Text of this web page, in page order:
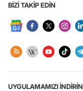
BİZİ TAKİP EDİN
UYGULAMAMIZI İNDİRİN